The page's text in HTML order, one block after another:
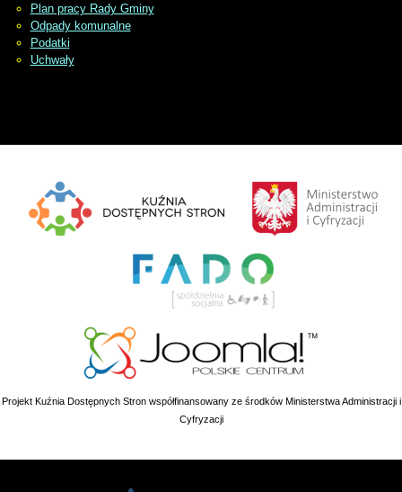
Plan pracy Rady Gminy
Odpady komunalne
Podatki
Uchwały
Projekt Kuźnia Dostępnych Stron współfinansowany ze środków Ministerstwa Administracji i
Cyfryzacji